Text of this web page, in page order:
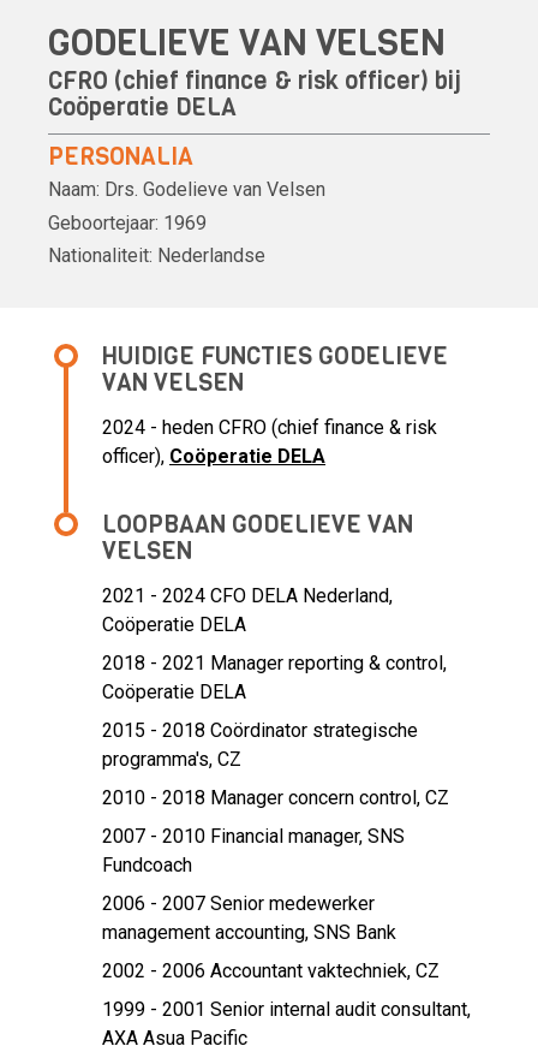
GODELIEVE VAN VELSEN
CFRO (chief finance & risk officer) bij
Coöperatie DELA
PERSONALIA
Naam: Drs. Godelieve van Velsen
Geboortejaar: 1969
Nationaliteit: Nederlandse
HUIDIGE FUNCTIES GODELIEVE
VAN VELSEN
2024 - heden CFRO (chief finance & risk
officer), Coöperatie DELA
LOOPBAAN GODELIEVE VAN
VELSEN
2021 - 2024 CFO DELA Nederland,
Coöperatie DELA
2018 - 2021 Manager reporting & control,
Coöperatie DELA
2015 - 2018 Coördinator strategische
programma's, CZ
2010 - 2018 Manager concern control, CZ
2007 - 2010 Financial manager, SNS
Fundcoach
2006 - 2007 Senior medewerker
management accounting, SNS Bank
2002 - 2006 Accountant vaktechniek, CZ
1999 - 2001 Senior internal audit consultant,
AXA Asua Pacific